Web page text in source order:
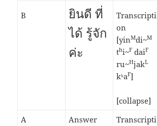
B
ยินดี ที่
ได้ รู้จัก
ค่ะ
Transcripti
on
[yinMdi~M
thi~F daiF
ru~HjakL
kʰaF]
[collapse]
A
Answer
Transcripti